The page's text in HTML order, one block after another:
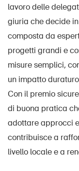
lavoro delle
giuria che decide
composta da
progetti grandi e
misure semplici,
un impatto
Con il premio
di buona pratica
adottare approcci
contribuisce a
livello locale e a